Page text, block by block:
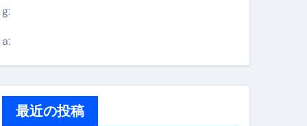
g:
a:
最近の投稿